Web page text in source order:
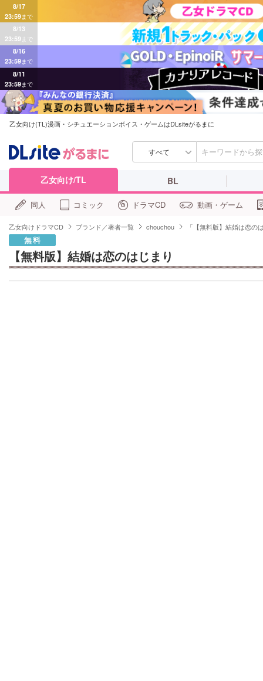
8/17
23:59まで
8/13
23:59まで
8/16
23:59まで
8/11
23:59まで
乙女向け(TL)漫画・シチュエーションボイス・ゲームはDLsiteがるまに
すべて
乙女向け/TL BL
同人 コミック ドラマCD 動画・ゲーム
乙女向けドラマCD ブランド／著者一覧 chouchou 「【無料版】結婚は恋の
無料
【無料版】結婚は恋のはじまり